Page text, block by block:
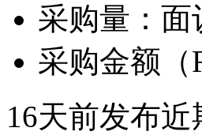
采购量： 面
采购金额（
16天前发布近